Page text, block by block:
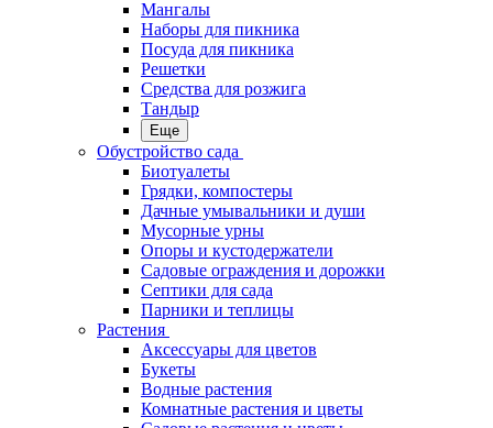
Мангалы
Наборы для пикника
Посуда для пикника
Решетки
Средства для розжига
Тандыр
Еще
Обустройство сада
Биотуалеты
Грядки, компостеры
Дачные умывальники и души
Мусорные урны
Опоры и кустодержатели
Садовые ограждения и дорожки
Септики для сада
Парники и теплицы
Растения
Аксессуары для цветов
Букеты
Водные растения
Комнатные растения и цветы